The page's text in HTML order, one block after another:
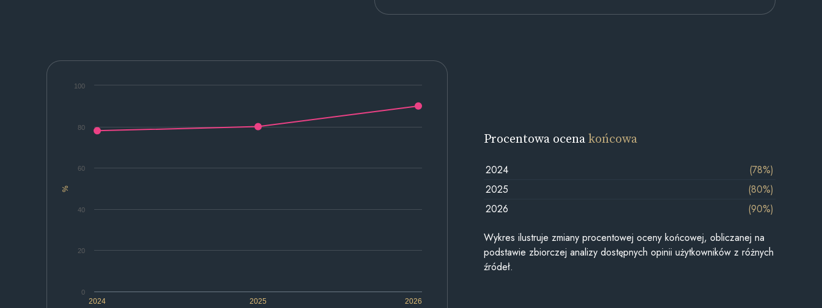
%
2024 2025 2026
0
20
40
60
80
100
Procentowa ocenakońcowa
2024
(78%)
2025
(80%)
2026
(90%)
Wykres ilustruje zmiany procentowej oceny końcowej, obliczanej na
podstawie zbiorczej analizy dostępnych opinii użytkowników z różnych
źródeł.